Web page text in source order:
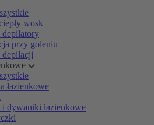
wosk
przy goleniu
depilacji
łazienkowe
dywaniki łazienkowe